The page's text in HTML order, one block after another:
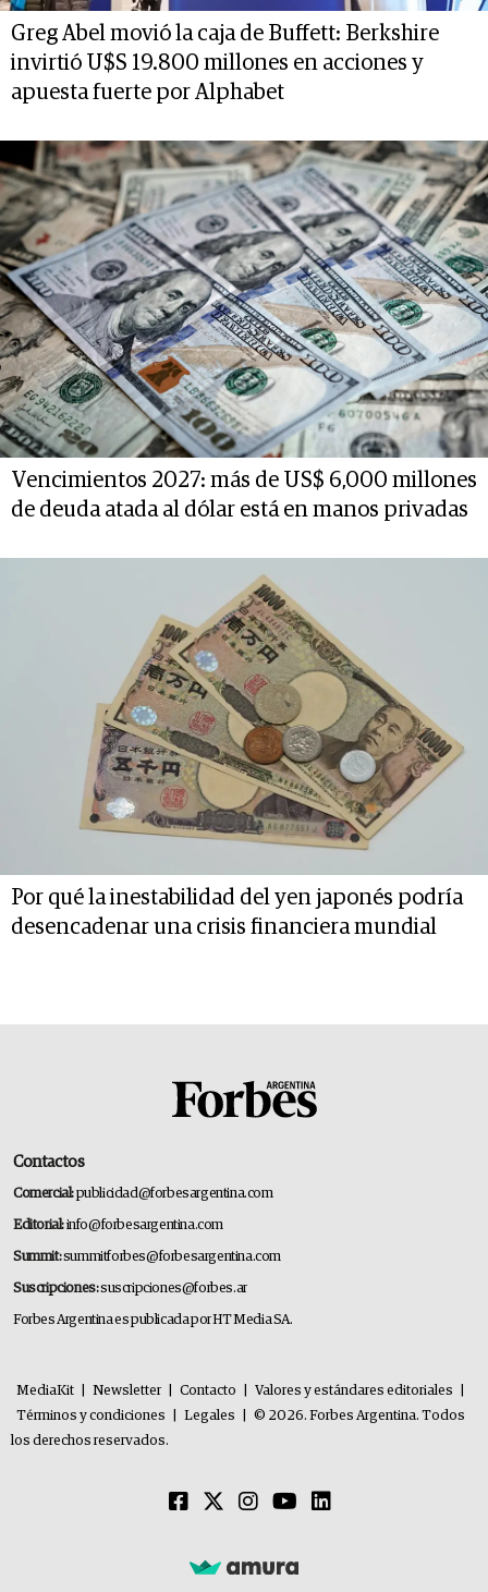
Greg Abel movió la caja de Buffett: Berkshire
invirtió U$S 19.800 millones en acciones y
apuesta fuerte por Alphabet
Vencimientos 2027: más de US$ 6,000 millones
de deuda atada al dólar está en manos privadas
Por qué la inestabilidad del yen japonés podría
desencadenar una crisis financiera mundial
Contactos
Comercial:publicidad@forbesargentina.com
Editorial:info@forbesargentina.com
Summit:summitforbes@forbesargentina.com
Suscripciones:suscripciones@forbes.ar
Forbes Argentina es publicada por HT Media SA.
MediaKit Newsletter Contacto Valores y estándares editoriales
Términos y condiciones
Legales
© 2026. Forbes Argentina. Todos
los derechos reservados.